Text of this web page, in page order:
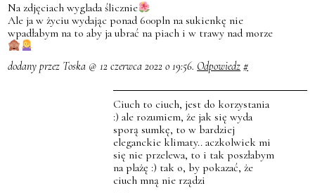
Na zdjęciach wyglada ślicznie
Ale ja w życiu wydając ponad 600pln na sukienkę nie
wpadłabym na to aby ja ubrać na piach i w trawy nad morze
dodany przez Toska @ 12 czerwca 2022 o 19:56. Odpowiedz #
Ciuch to ciuch, jest do korzystania
:) ale rozumiem, że jak się wyda
sporą sumkę, to w bardziej
eleganckie klimaty.. aczkolwiek mi
się nie przelewa, to i tak poszłabym
na plażę :) tak o, by pokazać, że
ciuch mną nie rządzi